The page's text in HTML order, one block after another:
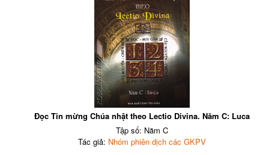
Đọc Tin mừng Chúa nhật theo Lectio Divina. Năm C: Luca
Tập số: Năm C
Tác giả: Nhóm phiên dịch các GKPV